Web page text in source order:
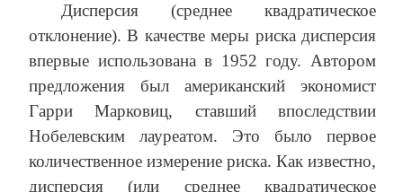
Дисперсия (среднее квадратическое
отклонение). В качестве меры риска дисперсия
впервые использована в 1952 году. Автором
предложения был американский экономист
Гарри Марковиц, ставший впоследствии
Нобелевским лауреатом. Это было первое
количественное измерение риска. Как известно,
дисперсия (или среднее квадратическое